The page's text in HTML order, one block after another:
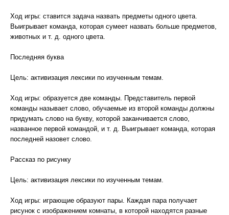
Ход игры: ставится задача назвать предметы одного цвета.
Выигрывает команда, которая сумеет назвать больше предметов,
животных и т. д. одного цвета.
Последняя буква
Цель: активизация лексики по изученным темам.
Ход игры: образуется две команды. Представитель первой
команды называет слово, обучаемые из второй команды должны
придумать слово на букву, которой заканчивается слово,
названное первой командой, и т. д. Выигрывает команда, которая
последней назовет слово.
Рассказ по рисунку
Цель: активизация лексики по изученным темам.
Ход игры: играющие образуют пары. Каждая пара получает
рисунок с изображением комнаты, в которой находятся разные